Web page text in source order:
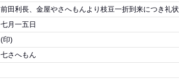
前田利長、金屋やさへもんより枝豆一折到来につき礼状
七月一五日
(印)
七さへもん